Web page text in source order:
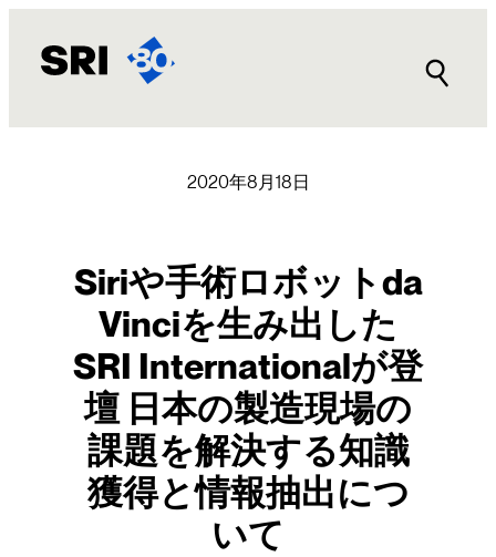
キ
2020年8月18日
Siriや手術ロボットda
Vinciを生み出した
SRI Internationalが登
壇 日本の製造現場の
課題を解決する知識
獲得と情報抽出につ
いて